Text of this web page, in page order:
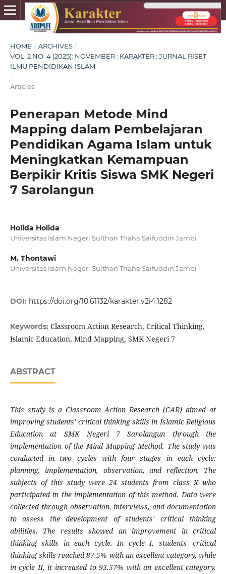
HOME / ARCHIVES /
VOL. 2 NO. 4 (2025): NOVEMBER : KARAKTER : JURNAL RISET
ILMU PENDIDIKAN ISLAM
/
Articles
Penerapan Metode Mind
Mapping dalam Pembelajaran
Pendidikan Agama Islam untuk
Meningkatkan Kemampuan
Berpikir Kritis Siswa SMK Negeri
7 Sarolangun
Holida Holida
Universitas Islam Negeri Sulthan Thaha Saifuddin Jambi
M. Thontawi
Universitas Islam Negeri Sulthan Thaha Saifuddin Jambi
DOI: https://doi.org/10.61132/karakter.v2i4.1282
Keywords: Classroom Action Research, Critical Thinking,
Islamic Education, Mind Mapping, SMK Negeri 7
ABSTRACT
This study is a Classroom Action Research (CAR) aimed at
improving students' critical thinking skills in Islamic Religious
Education at SMK Negeri 7 Sarolangun through the
implementation of the Mind Mapping Method. The study was
conducted in two cycles with four stages in each cycle:
planning, implementation, observation, and reflection. The
subjects of this study were 24 students from class X who
participated in the implementation of this method. Data were
collected through observation, interviews, and documentation
to assess the development of students' critical thinking
abilities. The results showed an improvement in critical
thinking skills in each cycle. In cycle I, students' critical
thinking skills reached 87.5% with an excellent category, while
in cycle II, it increased to 93.57% with an excellent category.